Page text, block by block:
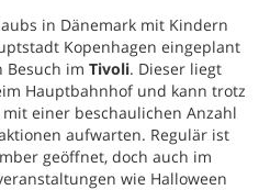
in Dänemark mit Kindern
Kopenhagen eingeplant
Besuch im Tivoli. Dieser liegt
Hauptbahnhof und kann trotz
einer beschaulichen Anzahl
aufwarten. Regulär ist
geöffnet, doch auch im
wie Halloween